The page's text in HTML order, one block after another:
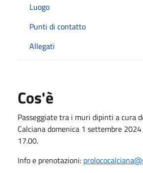
Luogo
Punti di contatto
Allegati
Cos'è
Passeggiate tra i muri dipinti a cura
Calciana domenica 1 settembre
17.00.
Info e prenotazioni: